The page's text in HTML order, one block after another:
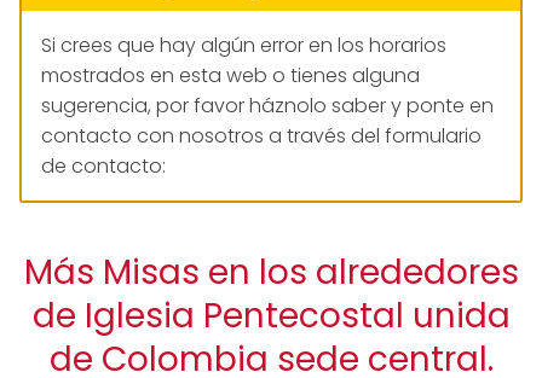
Si crees que hay algún error en los horarios
mostrados en esta web o tienes alguna
sugerencia, por favor háznolo saber y ponte en
contacto con nosotros a través del formulario
de contacto:
Más Misas en los alrededores
de Iglesia Pentecostal unida
de Colombia sede central.